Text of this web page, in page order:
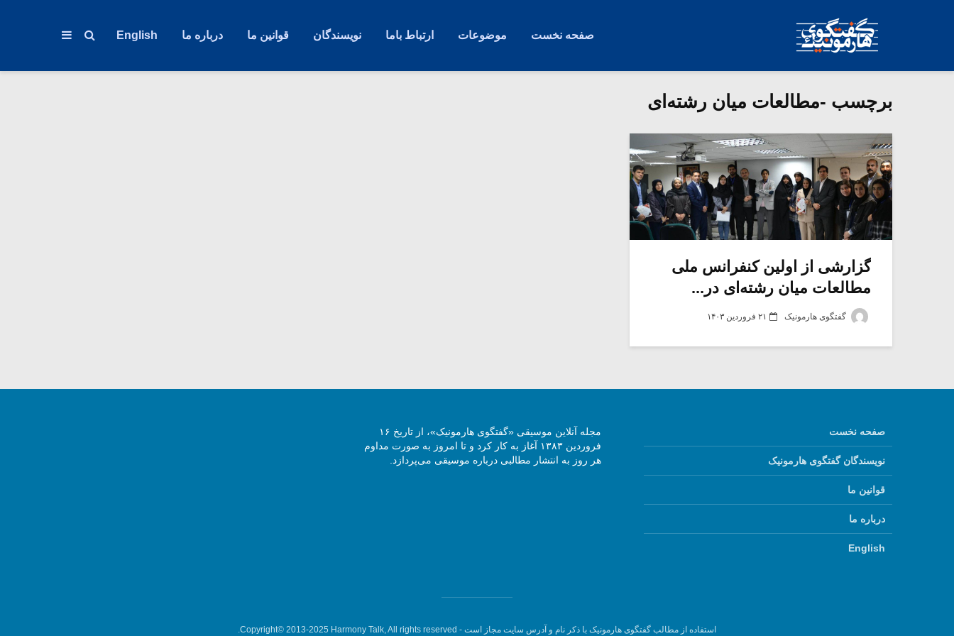
صفحه نخست موضوعات ارتباط باما نویسندگان قوانین ما درباره ما English
برچسب -مطالعات میان رشته‌ای
گزارشی از اولین کنفرانس ملی
مطالعات میان رشته‌ای در...
گفتگوی هارمونیک ۲۱ فروردین ۱۴۰۳
صفحه نخست
نویسندگان گفتگوی هارمونیک
قوانین ما
درباره ما
English
مجله آنلاین موسیقی «گفتگوی هارمونیک»، از تاریخ ۱۶
فروردین ۱۳۸۳ آغاز به کار کرد و تا امروز به صورت مداوم
هر روز به انتشار مطالبی درباره موسیقی می‌پردازد.
استفاده از مطالب گفتگوی هارمونیک با ذکر نام و آدرس سایت مجاز است - Copyright© 2013-2025 Harmony Talk, All rights reserved.